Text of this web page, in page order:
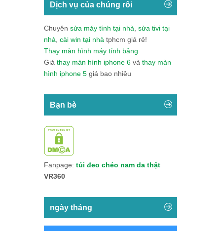
Dịch vụ của chúng rôi
Chuyên sửa máy tính tại nhà sửa tivi tại
nhà cài win tại nhà tphcm giá rẻ!
Thay màn hình máy tính bảng
Giá thay màn hình iphone 6 và thay màn
hình iphone 5 giá bao nhiêu
Bạn bè
Fanpage: túi đeo chéo nam da thật
VR360
ngày tháng